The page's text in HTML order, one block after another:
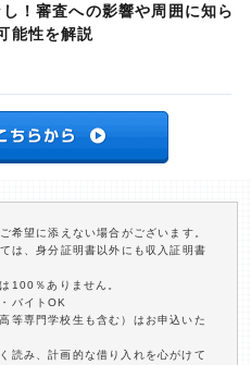
！審査への影響や周囲に知ら
能性を解説
望に添えない場合がございます。
は、身分証明書以外にも収入証明書
100％ありません。
バイトOK
等専門学校生も含む）はお申込いた
読み、計画的な借り入れを心がけて